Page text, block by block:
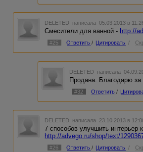
DELETED написала 05.03.2013 в
Смесители для ванной - http://
#25 Ответить / Цитировать /
DELETED написала
Продана. Благодарю за
#32 Ответить /
DELETED написала 23.10.2013 в
7 способов улучшить интерьер
http://advego.ru/shop/text/
#26 Ответить / Цитировать /